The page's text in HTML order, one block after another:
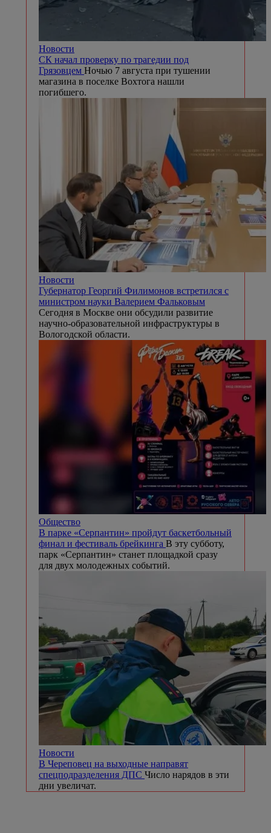
Новости
СК начал проверку по трагедии под
Грязовцем Ночью 7 августа при тушении
магазина в поселке Вохтога нашли
погибшего.
Новости
Губернатор Георгий Филимонов встретился с
министром науки Валерием Фальковым
Сегодня в Москве они обсудили развитие
научно-образовательной инфраструктуры в
Вологодской области.
Общество
В парке «Серпантин» пройдут баскетбольный
финал и фестиваль брейкинга В эту субботу,
парк «Серпантин» станет площадкой сразу
для двух молодежных событий.
Новости
В Череповец на выходные направят
спецподразделения ДПС Число нарядов в эти
дни увеличат.